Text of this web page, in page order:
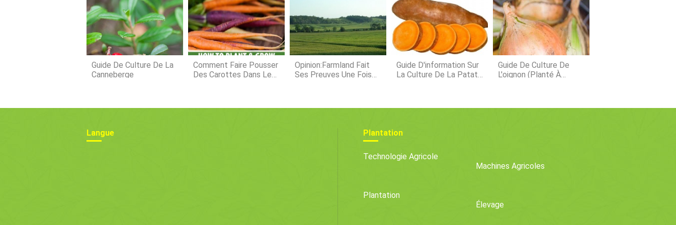
plantes grimpantes sont un groupe de plantes
ou de vignes qui ont besoin dun support
quelconque dans votre jardin, le soin des
plantes grimpantes est donc
Guide De Culture De La
Canneberge
Comment Faire Pousser
Des Carottes Dans Le
Opinion:Farmland Fait
Ses Preuves Une Fois
Guide D'information Sur
La Culture De La Patate
Guide De Culture De
L'oignon (planté À
Langue Plantation
Technologie Agricole
Machines Agricoles
Plantation
Élevage